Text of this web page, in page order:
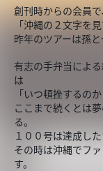
創刊時からの会員
「沖縄の２文字を
昨年のツアーは孫
有志の手弁当によ
は
「いつ頓挫するの
ここまで続くとは
る。
１００号は達成した
その時は沖縄でフ
す。